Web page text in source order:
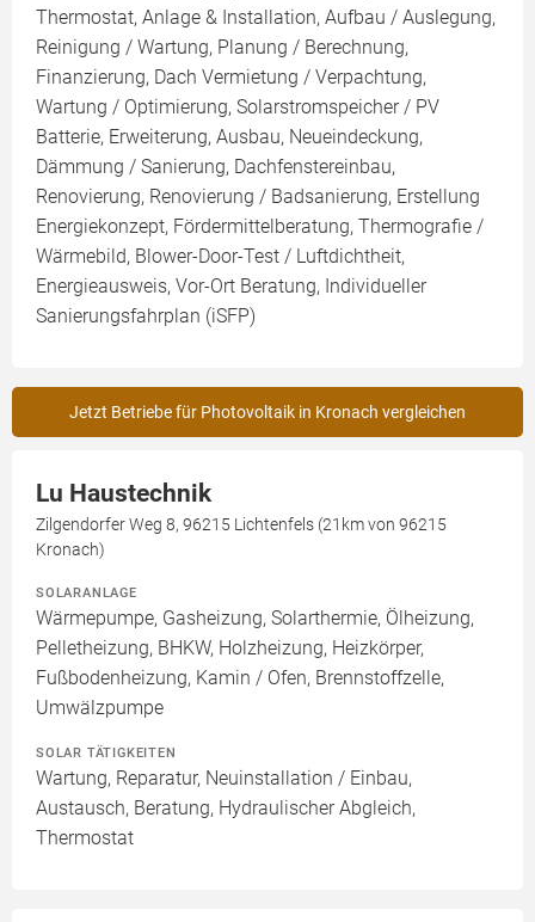
Thermostat, Anlage & Installation, Aufbau / Auslegung,
Reinigung / Wartung, Planung / Berechnung,
Finanzierung, Dach Vermietung / Verpachtung,
Wartung / Optimierung, Solarstromspeicher / PV
Batterie, Erweiterung, Ausbau, Neueindeckung,
Dämmung / Sanierung, Dachfenstereinbau,
Renovierung, Renovierung / Badsanierung, Erstellung
Energiekonzept, Fördermittelberatung, Thermografie /
Wärmebild, Blower-Door-Test / Luftdichtheit,
Energieausweis, Vor-Ort Beratung, Individueller
Sanierungsfahrplan (iSFP)
Jetzt Betriebe für Photovoltaik in Kronach vergleichen
Lu Haustechnik
Zilgendorfer Weg 8, 96215 Lichtenfels (21km von 96215
Kronach)
SOLARANLAGE
Wärmepumpe, Gasheizung, Solarthermie, Ölheizung,
Pelletheizung, BHKW, Holzheizung, Heizkörper,
Fußbodenheizung, Kamin / Ofen, Brennstoffzelle,
Umwälzpumpe
SOLAR TÄTIGKEITEN
Wartung, Reparatur, Neuinstallation / Einbau,
Austausch, Beratung, Hydraulischer Abgleich,
Thermostat